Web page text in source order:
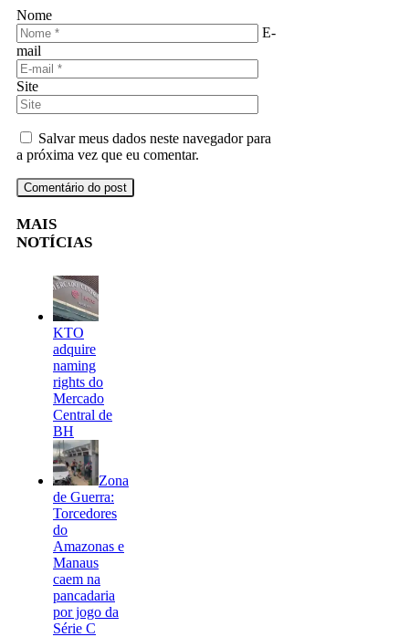
Nome
E-
mail
Site
Salvar meus dados neste navegador para
a próxima vez que eu comentar.
MAIS
NOTÍCIAS
KTO
adquire
naming
rights do
Mercado
Central de
BH
Zona
de Guerra:
Torcedores
do
Amazonas e
Manaus
caem na
pancadaria
por jogo da
Série C